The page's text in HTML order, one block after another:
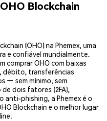
Blockchain
(OHO) na Phemex, uma
e confiável mundialmente.
comprar OHO com baixas
débito, transferências
— sem mínimo, sem
dois fatores (2FA),
anti-phishing, a Phemex é o
Blockchain e o melhor lugar